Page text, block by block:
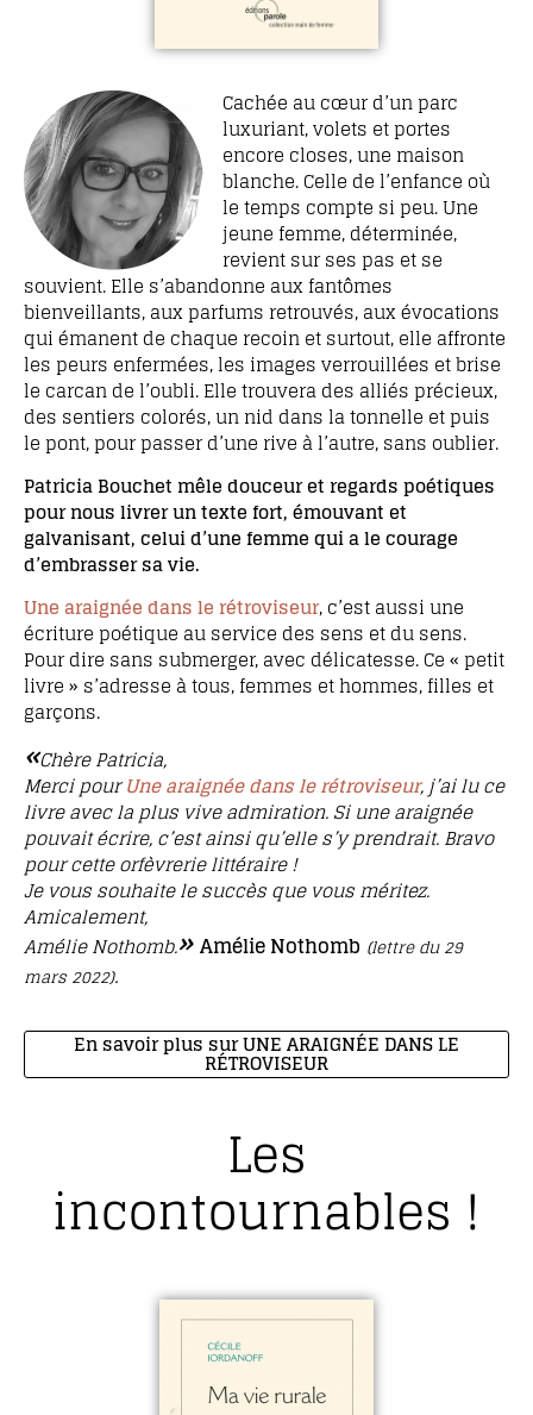
Cachée au cœur d’un parc
luxuriant, volets et portes
encore closes, une maison
blanche. Celle de l’enfance où
le temps compte si peu. Une
jeune femme, déterminée,
revient sur ses pas et se
souvient. Elle s’abandonne aux fantômes
bienveillants, aux parfums retrouvés, aux évocations
qui émanent de chaque recoin et surtout, elle affronte
les peurs enfermées, les images verrouillées et brise
le carcan de l’oubli. Elle trouvera des alliés précieux,
des sentiers colorés, un nid dans la tonnelle et puis
le pont, pour passer d’une rive à l’autre, sans oublier.
Patricia Bouchet mêle douceur et regards poétiques
pour nous livrer un texte fort, émouvant et
galvanisant, celui d’une femme qui a le courage
d’embrasser sa vie.
Une araignée dans le rétroviseur, c’est aussi une
écriture poétique au service des sens et du sens.
Pour dire sans submerger, avec délicatesse. Ce « petit
livre » s’adresse à tous, femmes et hommes, filles et
garçons.
«Chère Patricia,
Merci pourUne araignée dans le rétroviseur, j’ai lu ce
livre avec la plus vive admiration. Si une araignée
pouvait écrire, c’est ainsi qu’elle s’y prendrait. Bravo
pour cette orfèvrerie littéraire !
Je vous souhaite le succès que vous méritez.
Amicalement,
Amélie Nothomb.»Amélie Nothomb (lettre du 29
mars 2022).
En savoir plus sur UNE ARAIGNÉE DANS LE
RÉTROVISEUR
Les
incontournables !